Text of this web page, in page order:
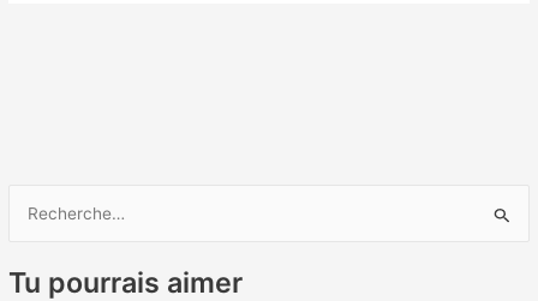
Tu pourrais aimer